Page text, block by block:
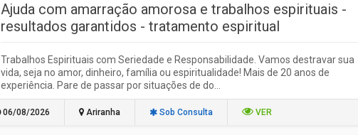
Ajuda com amarração amorosa e trabalhos espirituais -
resultados garantidos - tratamento espiritual
Trabalhos Espirituais com Seriedade e Responsabilidade. Vamos destravar sua
vida, seja no amor, dinheiro, família ou espiritualidade! Mais de 20 anos de
experiência. Pare de passar por situações de do...
06/08/2026 Ariranha Sob Consulta VER